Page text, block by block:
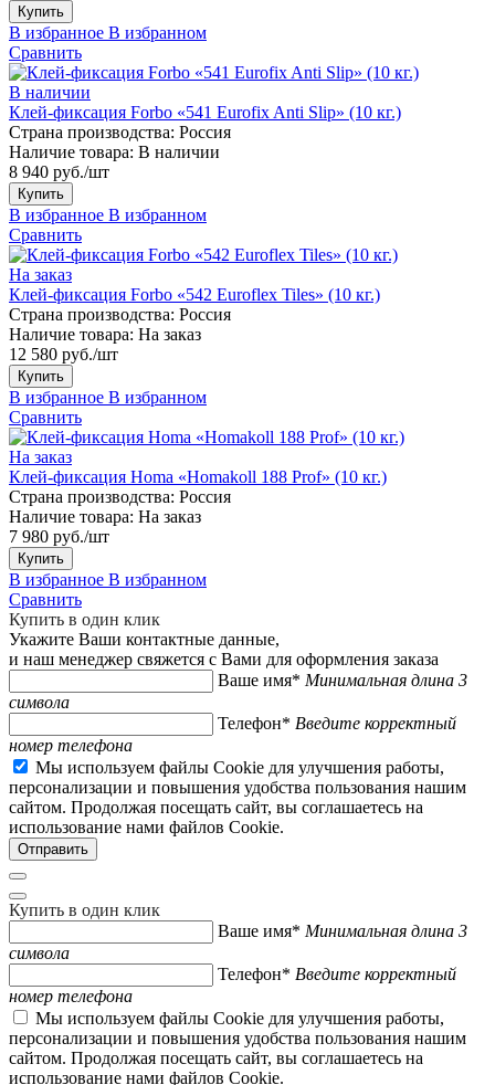
Купить
В избранное В избранном
Сравнить
В наличии
Клей-фиксация Forbo «541 Eurofix Anti Slip» (10 кг.)
Страна производства: Россия
Наличие товара: В наличии
8 940 руб./шт
Купить
В избранное В избранном
Сравнить
На заказ
Клей-фиксация Forbo «542 Euroflex Tiles» (10 кг.)
Страна производства: Россия
Наличие товара: На заказ
12 580 руб./шт
Купить
В избранное В избранном
Сравнить
На заказ
Клей-фиксация Homa «Homakoll 188 Prof» (10 кг.)
Страна производства: Россия
Наличие товара: На заказ
7 980 руб./шт
Купить
В избранное В избранном
Сравнить
Купить в один клик
Укажите Ваши контактные данные,
и наш менеджер свяжется с Вами для оформления заказа
Ваше имя* Минимальная длина 3
символа
Телефон* Введите корректный
номер телефона
Мы используем файлы Cookie для улучшения работы,
персонализации и повышения удобства пользования нашим
сайтом. Продолжая посещать сайт, вы соглашаетесь на
использование нами файлов Cookie.
Купить в один клик
Ваше имя* Минимальная длина 3
символа
Телефон* Введите корректный
номер телефона
Мы используем файлы Cookie для улучшения работы,
персонализации и повышения удобства пользования нашим
сайтом. Продолжая посещать сайт, вы соглашаетесь на
использование нами файлов Cookie.